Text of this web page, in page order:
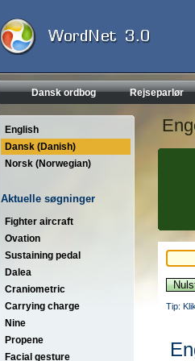
Dansk ordbog Rejseparlør
English
Dansk (Danish)
Norsk (Norwegian)
Aktuelle søgninger
Fighter aircraft
Ovation
Sustaining pedal
Dalea
Craniometric
Carrying charge
Nine
Propene
Facial gesture
Tip: